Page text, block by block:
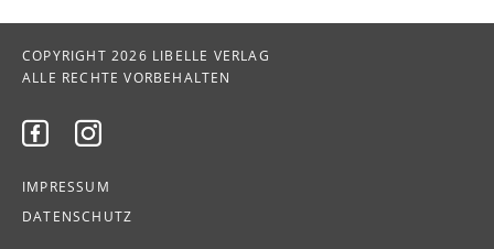
COPYRIGHT 2026 LIBELLE VERLAG
ALLE RECHTE VORBEHALTEN
 
IMPRESSUM
DATENSCHUTZ